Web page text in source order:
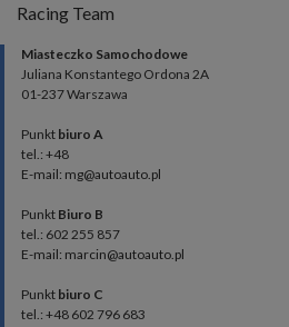
Racing Team
Miasteczko Samochodowe
Juliana Konstantego Ordona 2A
01-237 Warszawa
Punkt biuro A
tel.: +48
E-mail: mg@autoauto.pl
Punkt Biuro B
tel.: 602 255 857
E-mail: marcin@autoauto.pl
Punkt biuro C
tel.: +48 602 796 683